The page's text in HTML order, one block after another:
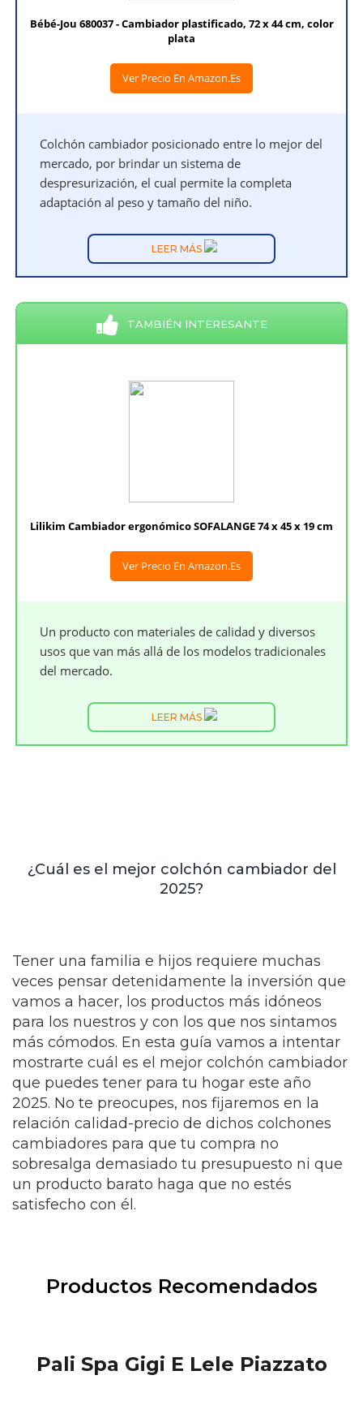
Bébé-Jou 680037 - Cambiador plastificado, 72 x 44 cm, color
plata
Ver Precio En Amazon.es
Colchón cambiador posicionado entre lo mejor del
mercado, por brindar un sistema de
despresurización, el cual permite la completa
adaptación al peso y tamaño del niño.
LEER MÁS
TAMBIÉN INTERESANTE
Lilikim Cambiador ergonómico SOFALANGE 74 x 45 x 19 cm
Ver Precio En Amazon.es
Un producto con materiales de calidad y diversos
usos que van más allá de los modelos tradicionales
del mercado.
LEER MÁS
¿Cuál es el mejor colchón cambiador del
2025?
Tener una familia e hijos requiere muchas
veces pensar detenidamente la inversión que
vamos a hacer, los productos más idóneos
para los nuestros y con los que nos sintamos
más cómodos. En esta guía vamos a intentar
mostrarte cuál es el mejor colchón cambiador
que puedes tener para tu hogar este año
2025. No te preocupes, nos fijaremos en la
relación calidad-precio de dichos colchones
cambiadores para que tu compra no
sobresalga demasiado tu presupuesto ni que
un producto barato haga que no estés
satisfecho con él.
Productos Recomendados
Pali Spa Gigi E Lele Piazzato